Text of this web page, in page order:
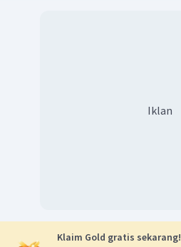
Iklan
Klaim Gold gratis sekarang!